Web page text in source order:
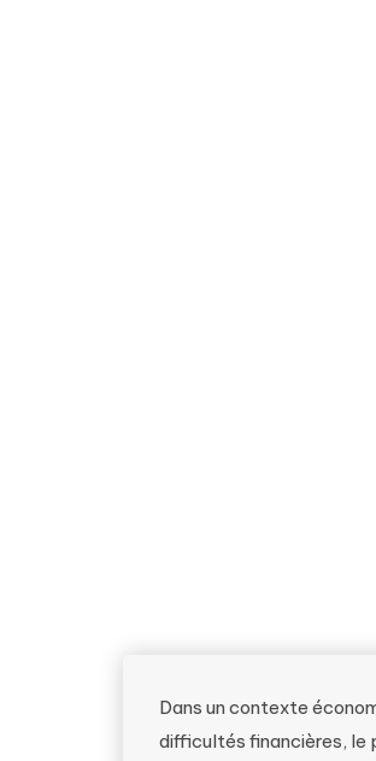
Dans un contexte
difficultés financières, le